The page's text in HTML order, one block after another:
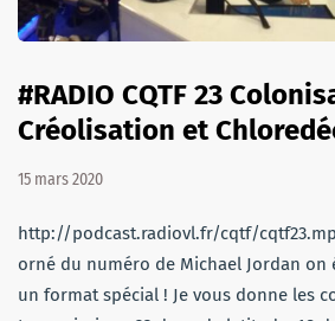
#RADIO CQTF 23
Créolisation et
15 mars 2020
http://podcast.radiovl.fr/cqtf/
orné du numéro de Michael Jordan
un format spécial ! Je vous donne les